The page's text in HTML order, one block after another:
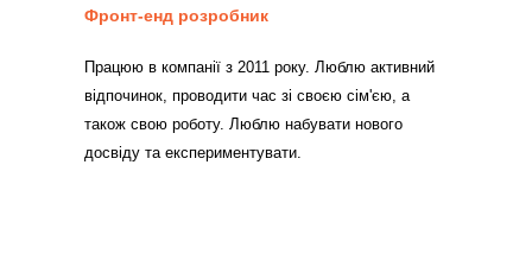
Фронт-енд розробник
Працюю в компанії з 2011 року. Люблю активний
відпочинок, проводити час зі своєю сім'єю, а
також свою роботу. Люблю набувати нового
досвіду та експериментувати.